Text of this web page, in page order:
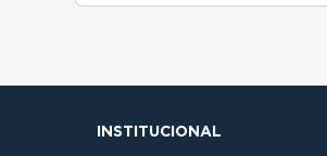
INSTITUCIONAL